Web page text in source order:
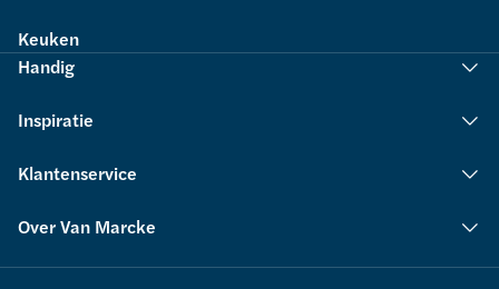
Keuken
Handig
Inspiratie
Klantenservice
Over Van Marcke